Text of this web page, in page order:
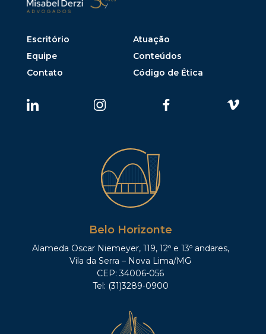
Escritório
Atuação
Equipe
Conteúdos
Contato
Código de Ética
Belo Horizonte
Alameda Oscar Niemeyer, 119, 12º e 13º andares,
Vila da Serra – Nova Lima/MG
CEP: 34006-056
Tel: (31)3289-0900